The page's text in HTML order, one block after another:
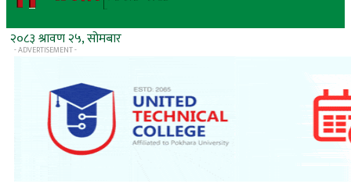
२०८३ श्रावण २५, सोमबार
- ADVERTISEMENT -